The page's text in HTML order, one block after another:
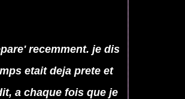
recemment. je dis
etait deja prete et
a chaque fois que je